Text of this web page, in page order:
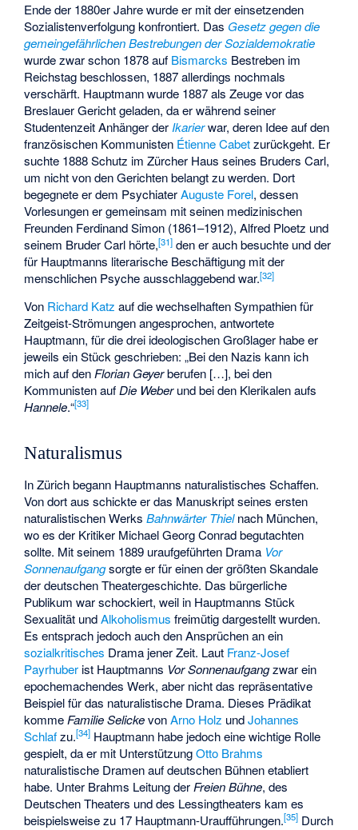
Ende der 1880er Jahre wurde er mit der einsetzenden
Sozialistenverfolgung konfrontiert. Das Gesetz gegen die
gemeingefährlichen Bestrebungen der Sozialdemokratie
wurde zwar schon 1878 auf Bismarcks Bestreben im
Reichstag beschlossen, 1887 allerdings nochmals
verschärft. Hauptmann wurde 1887 als Zeuge vor das
Breslauer Gericht geladen, da er während seiner
Studentenzeit Anhänger derIkarierwar, deren Idee auf den
französischen Kommunisten Étienne Cabetzurückgeht. Er
suchte 1888 Schutz im Zürcher Haus seines Bruders Carl,
um nicht von den Gerichten belangt zu werden. Dort
begegnete er dem PsychiaterAuguste Forel, dessen
Vorlesungen er gemeinsam mit seinen medizinischen
Freunden Ferdinand Simon (1861–1912), Alfred Ploetz und
seinem Bruder Carl hörte,[31] den er auch besuchte und der
für Hauptmanns literarische Beschäftigung mit der
menschlichen Psyche ausschlaggebend war.[32]
Von Richard Katz auf die wechselhaften Sympathien für
Zeitgeist-Strömungen angesprochen, antwortete
Hauptmann, für die drei ideologischen Großlager habe er
jeweils ein Stück geschrieben: „Bei den Nazis kann ich
mich auf den Florian Geyerberufen […], bei den
Kommunisten aufDie Weberund bei den Klerikalen aufs
Hannele.“[33]
Naturalismus
In Zürich begann Hauptmanns naturalistisches Schaffen.
Von dort aus schickte er das Manuskript seines ersten
naturalistischen WerksBahnwärter Thielnach München,
wo es der Kritiker Michael Georg Conrad begutachten
sollte. Mit seinem 1889 uraufgeführten Drama Vor
Sonnenaufgangsorgte er für einen der größten Skandale
der deutschen Theatergeschichte. Das bürgerliche
Publikum war schockiert, weil in Hauptmanns Stück
Sexualität undAlkoholismus freimütig dargestellt wurden.
Es entsprach jedoch auch den Ansprüchen an ein
sozialkritisches Drama jener Zeit. Laut Franz-Josef
Payrhuber ist Hauptmanns Vor Sonnenaufgangzwar ein
epochemachendes Werk, aber nicht das repräsentative
Beispiel für das naturalistische Drama. Dieses Prädikat
komme Familie SelickevonArno Holz undJohannes
Schlafzu.[34] Hauptmann habe jedoch eine wichtige Rolle
gespielt, da er mit UnterstützungOtto Brahms
naturalistische Dramen auf deutschen Bühnen etabliert
habe. Unter Brahms Leitung der Freien Bühne, des
Deutschen Theaters und des Lessingtheaters kam es
beispielsweise zu 17 Hauptmann-Uraufführungen.[35] Durch